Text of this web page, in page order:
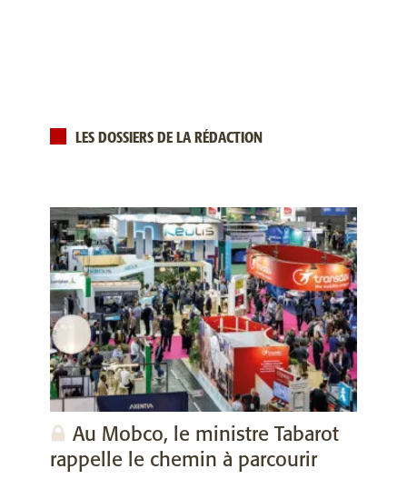
LES DOSSIERS DE LA RÉDACTION
Au Mobco, le ministre Tabarot
rappelle le chemin à parcourir